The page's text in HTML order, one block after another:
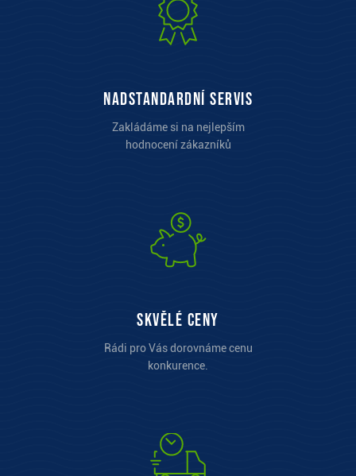
Nadstandardní servis
Zakládáme si na nejlepším
hodnocení zákazníků
Skvělé ceny
Rádi pro Vás dorovnáme cenu
konkurence.